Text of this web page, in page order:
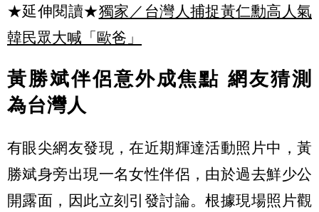
★延伸閱讀★獨家／台灣人捕捉黃仁勳高人氣
韓民眾大喊「歐爸」
黃勝斌伴侶意外成焦點 網友猜測
為台灣人
有眼尖網友發現，在近期輝達活動照片中，黃
勝斌身旁出現一名女性伴侶，由於過去鮮少公
開露面，因此立刻引發討論。根據現場照片觀